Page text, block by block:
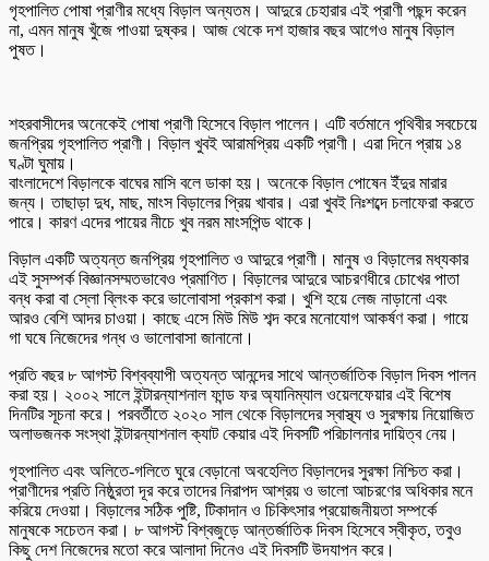
গৃহপালিত পোষা প্রাণীর মধ্যে বিড়াল অন্যতম। আদুরে চেহারার এই প্রাণী পছন্দ করেন
না, এমন মানুষ খুঁজে পাওয়া দুষ্কর। আজ থেকে দশ হাজার বছর আগেও মানুষ বিড়াল
পুষত।
শহরবাসীদের অনেকেই পোষা প্রাণী হিসেবে বিড়াল পালেন। এটি বর্তমানে পৃথিবীর সবচেয়ে
জনপ্রিয় গৃহপালিত প্রাণী। বিড়াল খুবই আরামপ্রিয় একটি প্রাণী। এরা দিনে প্রায় ১৪
ঘণ্টা ঘুমায়।
বাংলাদেশে বিড়ালকে বাঘের মাসি বলে ডাকা হয়। অনেকে বিড়াল পোষেন ইঁদুর মারার
জন্য। তাছাড়া দুধ, মাছ, মাংস বিড়ালের প্রিয় খাবার। এরা খুবই নিঃশব্দে চলাফেরা করতে
পারে। কারণ এদের পায়ের নীচে খুব নরম মাংসপিন্ড থাকে।
বিড়াল একটি অত্যন্ত জনপ্রিয় গৃহপালিত ও আদুরে প্রাণী। মানুষ ও বিড়ালের মধ্যকার
এই সুসম্পর্ক বিজ্ঞানসম্মতভাবেও প্রমাণিত। বিড়ালের আদুরে আচরণধীরে চোখের পাতা
বন্ধ করা বা স্লো ব্লিংক করে ভালোবাসা প্রকাশ করা। খুশি হয়ে লেজ নাড়ানো এবং
আরও বেশি আদর চাওয়া। কাছে এসে মিউ মিউ শব্দ করে মনোযোগ আকর্ষণ করা। গায়ে
গা ঘষে নিজেদের গন্ধ ও ভালোবাসা জানানো।
প্রতি বছর ৮ আগস্ট বিশ্বব্যাপী অত্যন্ত আনন্দের সাথে আন্তর্জাতিক বিড়াল দিবস পালন
করা হয়। ২০০২ সালে ইন্টারন্যাশনাল ফান্ড ফর অ্যানিম্যাল ওয়েলফেয়ার এই বিশেষ
দিনটির সূচনা করে। পরবর্তীতে ২০২০ সাল থেকে বিড়ালদের স্বাস্থ্য ও সুরক্ষায় নিয়োজিত
অলাভজনক সংস্থা ইন্টারন্যাশনাল ক্যাট কেয়ার এই দিবসটি পরিচালনার দায়িত্ব নেয়।
গৃহপালিত এবং অলিতে-গলিতে ঘুরে বেড়ানো অবহেলিত বিড়ালদের সুরক্ষা নিশ্চিত করা।
প্রাণীদের প্রতি নিষ্ঠুরতা দূর করে তাদের নিরাপদ আশ্রয় ও ভালো আচরণের অধিকার মনে
করিয়ে দেওয়া। বিড়ালের সঠিক পুষ্টি, টিকাদান ও চিকিৎসার প্রয়োজনীয়তা সম্পর্কে
মানুষকে সচেতন করা। ৮ আগস্ট বিশ্বজুড়ে আন্তর্জাতিক দিবস হিসেবে স্বীকৃত, তবুও
কিছু দেশ নিজেদের মতো করে আলাদা দিনেও এই দিবসটি উদযাপন করে।